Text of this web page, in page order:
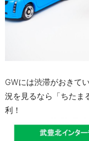
GWには渋滞がおきて
況を見るなら「ちたま
利！